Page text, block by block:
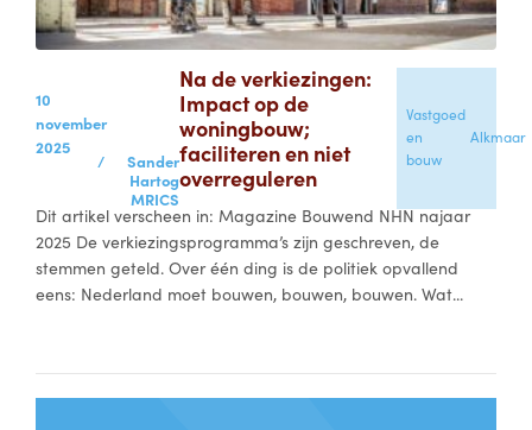
10
november
2025
/
Sander
Hartog
MRICS
Na de verkiezingen:
Impact op de
woningbouw;
faciliteren en niet
overreguleren
Vastgoed
en
bouw
Alkmaar
Dit artikel verscheen in: Magazine Bouwend NHN najaar
2025 De verkiezingsprogramma’s zijn geschreven, de
stemmen geteld. Over één ding is de politiek opvallend
eens: Nederland moet bouwen, bouwen, bouwen. Wat...